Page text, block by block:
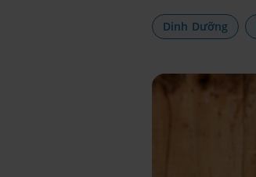
Dinh Dưỡng